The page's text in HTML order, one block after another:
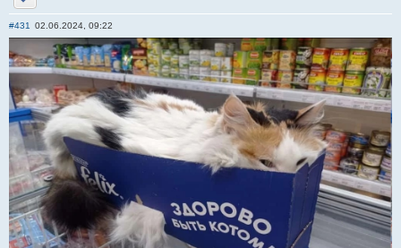
Отправить личное сообщение
#431 02.06.2024, 09:22